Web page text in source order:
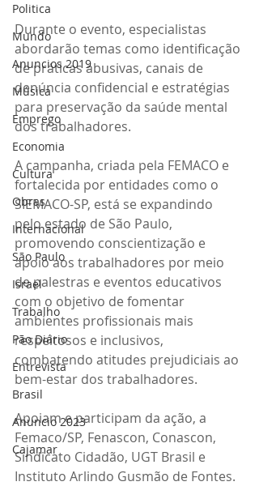
Politica
Mundo
Anuncios 2019
Música
Emprego
Economia
Cultura
Obras
Internacional
São Paulo
Israel
Trabalho
Pão Diário
Entrevista
Brasil
Anuncio 2023
Cajamar
Durante o evento, especialistas
abordarão temas como identificação
de práticas abusivas, canais de
denúncia confidencial e estratégias
para preservação da saúde mental
dos trabalhadores.
A campanha, criada pela FEMACO e
fortalecida por entidades como o
SIEMACO-SP, está se expandindo
pelo estado de São Paulo,
promovendo conscientização e
apoio aos trabalhadores por meio
de palestras e eventos educativos
com o objetivo de fomentar
ambientes profissionais mais
respeitosos e inclusivos,
combatendo atitudes prejudiciais ao
bem-estar dos trabalhadores.
Apoiam e participam da ação, a
Femaco/SP, Fenascon, Conascon,
Sindicato Cidadão, UGT Brasil e
Instituto Arlindo Gusmão de Fontes.